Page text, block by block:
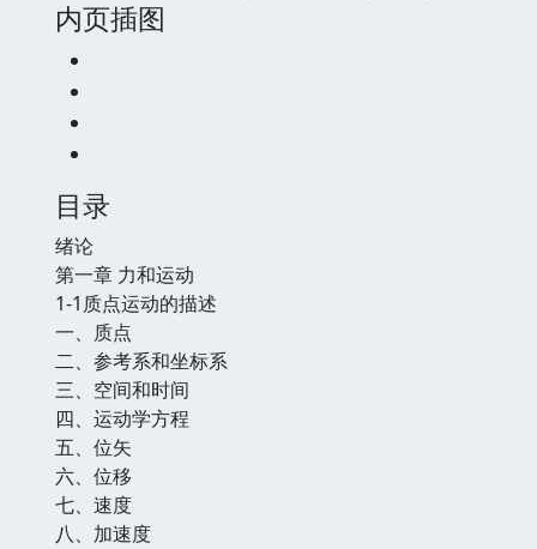
内页插图
目录
绪论
第一章 力和运动
1-1质点运动的描述
一、质点
二、参考系和坐标系
三、空间和时间
四、运动学方程
五、位矢
六、位移
七、速度
八、加速度